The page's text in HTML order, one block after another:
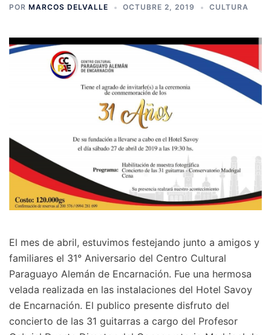
POR MARCOS DELVALLE OCTUBRE 2, 2019 CULTURA
El mes de abril, estuvimos festejando junto a amigos y
familiares el 31° Aniversario del Centro Cultural
Paraguayo Alemán de Encarnación. Fue una hermosa
velada realizada en las instalaciones del Hotel Savoy
de Encarnación. El publico presente disfruto del
concierto de las 31 guitarras a cargo del Profesor